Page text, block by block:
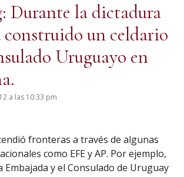
Durante la dictadura
construido un celdario
Uruguayo en
a las 10:33 pm
fronteras a través de algunas
como EFE y AP. Por ejemplo,
Embajada y el Consulado de Uruguay